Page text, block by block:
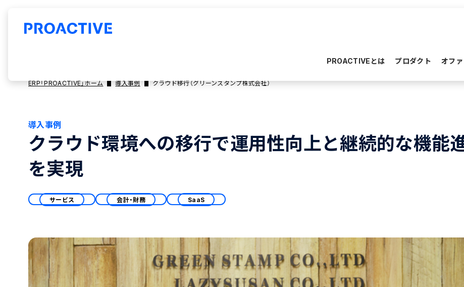
PROACTIVEとは プロダクト オフ
ERP「PROACTIVE」ホーム 導入事例 クラウド移行（グリーンスタンプ株式会社）
導入事例
クラウド環境への移行で運用性向上と継続的な機能
を実現
サービス 会計・財務 SaaS